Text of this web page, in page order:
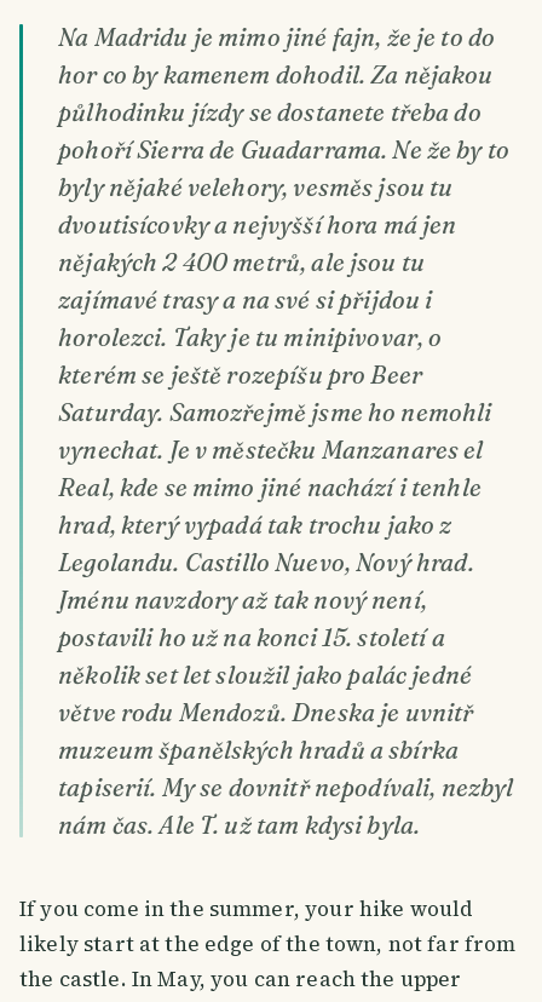
Na Madridu je mimo jiné fajn, že je to do
hor co by kamenem dohodil. Za nějakou
půlhodinku jízdy se dostanete třeba do
pohoří Sierra de Guadarrama. Ne že by to
byly nějaké velehory, vesměs jsou tu
dvoutisícovky a nejvyšší hora má jen
nějakých 2 400 metrů, ale jsou tu
zajímavé trasy a na své si přijdou i
horolezci. Taky je tu minipivovar, o
kterém se ještě rozepíšu pro Beer
Saturday. Samozřejmě jsme ho nemohli
vynechat. Je v městečku Manzanares el
Real, kde se mimo jiné nachází i tenhle
hrad, který vypadá tak trochu jako z
Legolandu. Castillo Nuevo, Nový hrad.
Jménu navzdory až tak nový není,
postavili ho už na konci 15. století a
několik set let sloužil jako palác jedné
větve rodu Mendozů. Dneska je uvnitř
muzeum španělských hradů a sbírka
tapiserií. My se dovnitř nepodívali, nezbyl
nám čas. Ale T. už tam kdysi byla.
If you come in the summer, your hike would
likely start at the edge of the town, not far from
the castle. In May, you can reach the upper